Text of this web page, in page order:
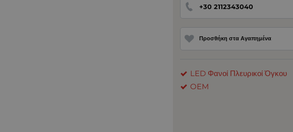
+30 2112343040
Προσθήκη στα Αγαπημένα
LED Φανοί Πλευρικοί Όγκου
OEM